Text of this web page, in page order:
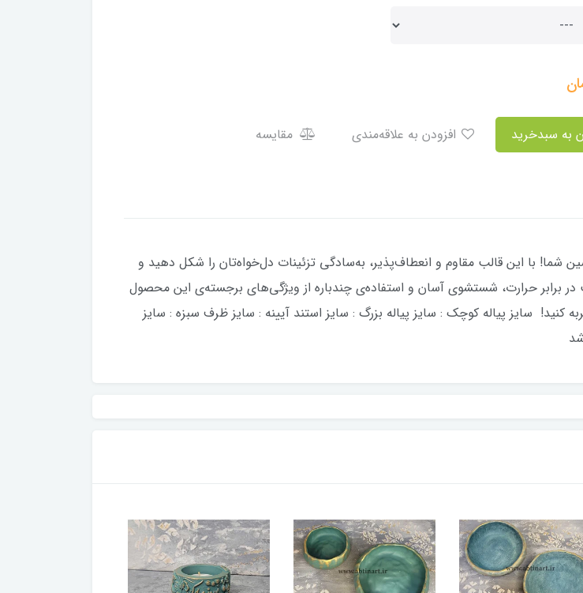
مقایسه
برای سفره‌هفت‌سین شما! با این قالب مقاوم و انعطاف‌پذیر، به‌سادگی تزئینات دل‌خواه‌تان را شکل دهید و
به نمایش بگذارید. تهیه شده از سیلیکون درجه 1,مقاومت در برابر حرارت، شستشوی آسان و استفاده‌ی چندباره از ویژگی‌های برجسته‌ی این محصول
کنید! سایز پیاله کوچک : سایز پیاله بزرگ : سایز استند آیینه : سایز ظرف سبزه : سایز